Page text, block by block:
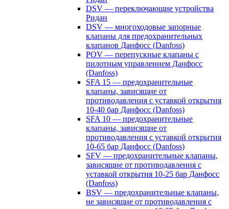
DSV — переключающие устройства
Ридан
DSV — многоходовые запорные
клапаны для предохранительных
клапанов Данфосс (Danfoss)
POV — перепускные клапаны с
пилотным управлением Данфосс
(Danfoss)
SFA 15 — предохранительные
клапаны, зависящие от
противодавления с уставкой открытия
10-40 бар Данфосс (Danfoss)
SFA 10 — предохранительные
клапаны, зависящие от
противодавления с уставкой открытия
10-65 бар Данфосс (Danfoss)
SFV — предохранительные клапаны,
зависящие от противодавления с
уставкой открытия 10-25 бар Данфосс
(Danfoss)
BSV — предохранительные клапаны,
не зависящие от противодавления с